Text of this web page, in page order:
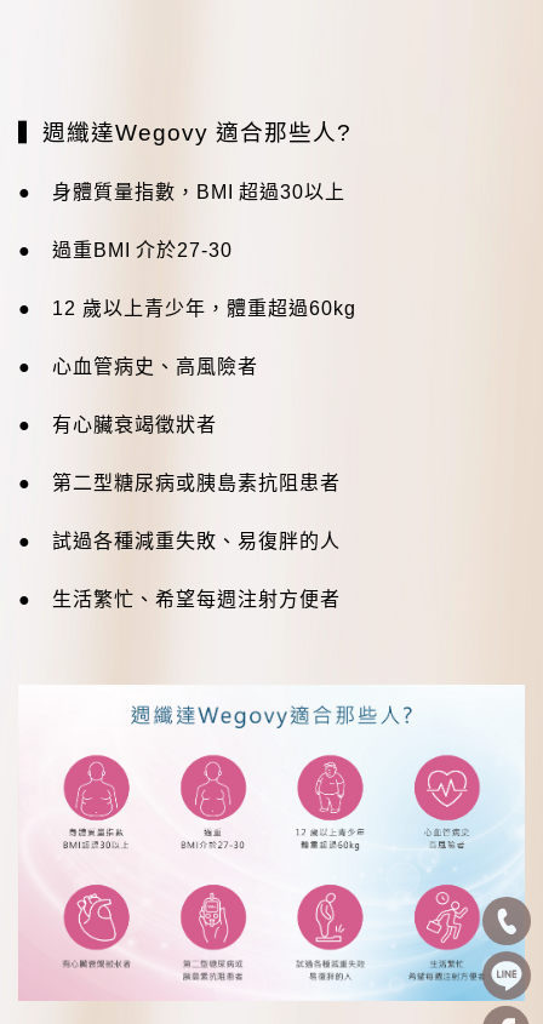
週纖達Wegovy 適合那些人?
● 身體質量指數， BMI 超過30以上
● 過重BMI 介於27-30
● 12 歲以上青少年，體重超過60kg
● 心血管病史、高風險者
● 有心臟衰竭徵狀者
● 第二型糖尿病或胰島素抗阻患者
● 試過各種減重失敗、易復胖的人
● 生活繁忙、希望每週注射方便者